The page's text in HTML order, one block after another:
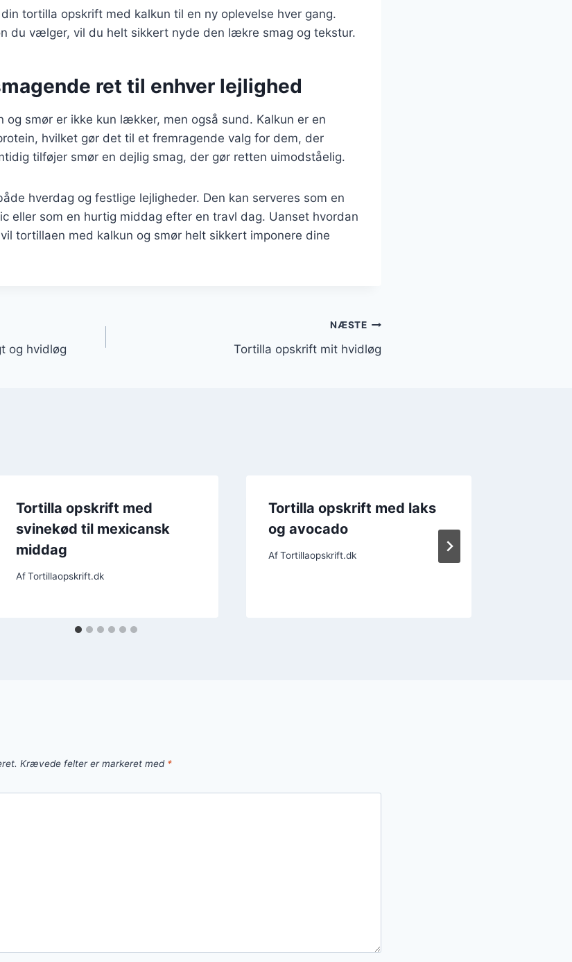
tortilla opskrift med kalkun til en ny oplevelse hver gang.
du vælger, vil du helt sikkert nyde den lækre smag og tekstur.
ret til enhver lejlighed
og smør er ikke kun lækker, men også sund. Kalkun er en
hvilket gør det til et fremragende valg for dem, der
tilføjer smør en dejlig smag, der gør retten uimodståelig.
hverdag og festlige lejligheder. Den kan serveres som en
eller som en hurtig middag efter en travl dag. Uanset hvordan
tortillaen med kalkun og smør helt sikkert imponere dine
og hvidløg
NÆSTE
Tortilla opskrift mit hvidløg
Tortilla opskrift med
svinekød til mexicansk
middag
Af Tortillaopskrift.dk
Tortilla opskrift med laks
og avocado
Af Tortillaopskrift.dk
Krævede felter er markeret med *